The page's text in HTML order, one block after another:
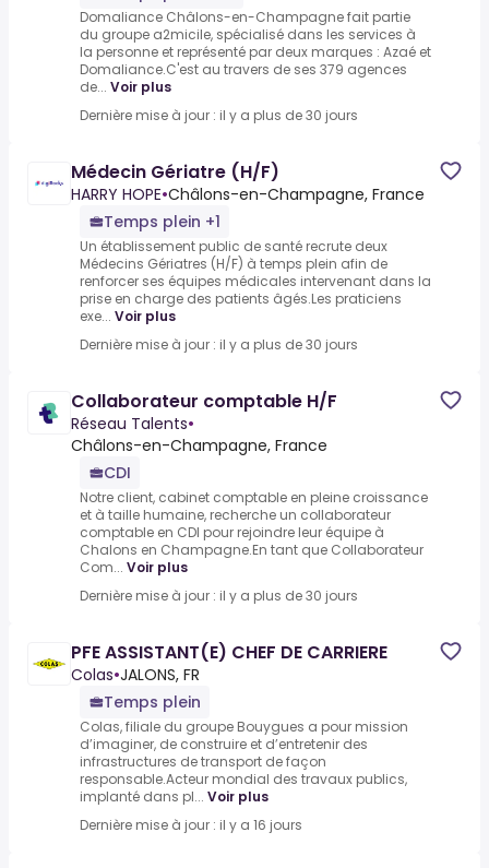
Domaliance Châlons-en-Champagne fait partie
du groupe a2micile, spécialisé dans les services à
la personne et représenté par deux marques : Azaé et
Domaliance.C'est au travers de ses 379 agences
de... Voir plus
Dernière mise à jour : il y a plus de 30 jours
Médecin Gériatre (H/F)
HARRY HOPE•Châlons-en-Champagne, France
Temps plein +1
Un établissement public de santé recrute deux
Médecins Gériatres (H/F) à temps plein afin de
renforcer ses équipes médicales intervenant dans la
prise en charge des patients âgés.Les praticiens
exe... Voir plus
Dernière mise à jour : il y a plus de 30 jours
Collaborateur comptable H/F
Réseau Talents•
Châlons-en-Champagne, France
CDI
Notre client, cabinet comptable en pleine croissance
et à taille humaine, recherche un collaborateur
comptable en CDI pour rejoindre leur équipe à
Chalons en Champagne.En tant que Collaborateur
Com... Voir plus
Dernière mise à jour : il y a plus de 30 jours
PFE ASSISTANT(E) CHEF DE CARRIERE
Colas•JALONS, FR
Temps plein
Colas, filiale du groupe Bouygues a pour mission
d’imaginer, de construire et d’entretenir des
infrastructures de transport de façon
responsable.Acteur mondial des travaux publics,
implanté dans pl... Voir plus
Dernière mise à jour : il y a 16 jours